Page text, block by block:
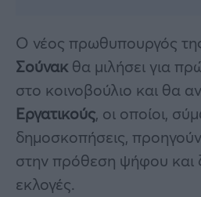
Ο νέος πρωθυπουργός
Σούνακθα μιλήσει για
στο κοινοβούλιο και θα
Εργατικούς, οι οποίοι,
δημοσκοπήσεις,
στην πρόθεση ψήφου και
εκλογές.